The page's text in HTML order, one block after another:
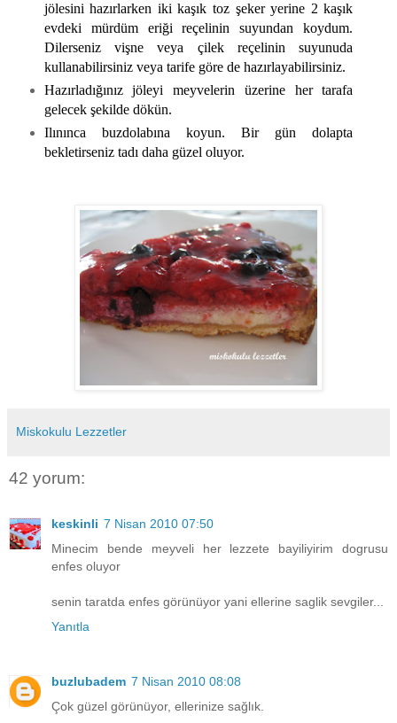
jölesini hazırlarken iki kaşık toz şeker yerine 2 kaşık
evdeki mürdüm eriği reçelinin suyundan koydum.
Dilerseniz vişne veya çilek reçelinin suyunuda
kullanabilirsiniz veya tarife göre de hazırlayabilirsiniz.
Hazırladığınız jöleyi meyvelerin üzerine her tarafa
gelecek şekilde dökün.
Ilınınca buzdolabına koyun. Bir gün dolapta
bekletirseniz tadı daha güzel oluyor.
Miskokulu Lezzetler
42 yorum:
keskinli 7 Nisan 2010 07:50
Minecim bende meyveli her lezzete bayiliyirim dogrusu
enfes oluyor
senin taratda enfes görünüyor yani ellerine saglik sevgiler...
Yanıtla
buzlubadem 7 Nisan 2010 08:08
Çok güzel görünüyor, ellerinize sağlık.